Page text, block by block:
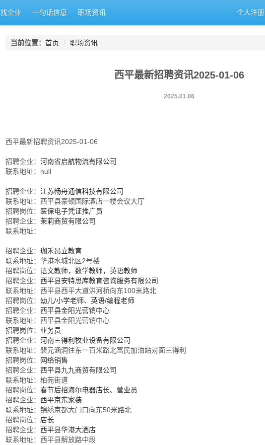
找企业 一句话信息 职场资讯 个人注册
当前位置： 首页 / 职场资讯
西平最新招聘资讯2025-01-06
2025.01.06
西平最新招聘资讯2025-01-06
招聘企业： 河南省启航物流有限公司
联系地址：null
招聘企业： 江苏畅舟通信科技有限公司
联系地址：西平县豪顿国际酒店一楼会议大厅
招聘岗位：
医保电子凭证推广员
招聘企业： 茉莉商贸有限公司
联系地址：
招聘企业： 珈禾昂立教育
联系地址：华港水城北区2号楼
招聘岗位： 语文教师，数学教师，英语教师
招聘企业： 西平县安特思库教育咨询服务有限公司
联系地址：西平县西平大道洪河桥向东100米路北
招聘岗位： 幼儿/小学老师、英语/编程老师
招聘企业： 西平县金阳光营销中心
联系地址：西平县金阳光营销中心
招聘岗位： 业务员
招聘企业： 河南三得利牧业设备有限公司
联系地址：裴元涵洞往东一百米路北富民加油站对面三得利
招聘岗位：
网络销售
招聘企业： 西平县九九商贸有限公司
联系地址：柏苑街道
招聘岗位： 春节后招海尔电器店长、营业员
招聘企业： 西平京东家装
联系地址：锦绣京都大门口向东50米路北
招聘岗位： 店长
招聘企业： 西平县华港大酒店
联系地址：西平县解放路中段